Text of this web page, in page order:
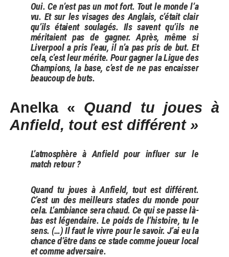
Oui. Ce n’est pas un mot fort. Tout le monde l’a
vu. Et sur les visages des Anglais, c’était clair
qu’ils étaient soulagés. Ils savent qu’ils ne
méritaient pas de gagner. Après, même si
Liverpool a pris l’eau, il n’a pas pris de but. Et
cela, c’est leur mérite. Pour gagner la Ligue des
Champions, la base, c’est de ne pas encaisser
beaucoup de buts.
Anelka « Quand tu joues à
Anfield, tout est différent »
L’atmosphère à Anfield pour influer sur le
match retour ?
Quand tu joues à Anfield, tout est différent.
C’est un des meilleurs stades du monde pour
cela. L’ambiance sera chaud. Ce qui se passe là-
bas est légendaire. Le poids de l’histoire, tu le
sens. (…) Il faut le vivre pour le savoir. J’ai eu la
chance d’être dans ce stade comme joueur local
et comme adversaire.